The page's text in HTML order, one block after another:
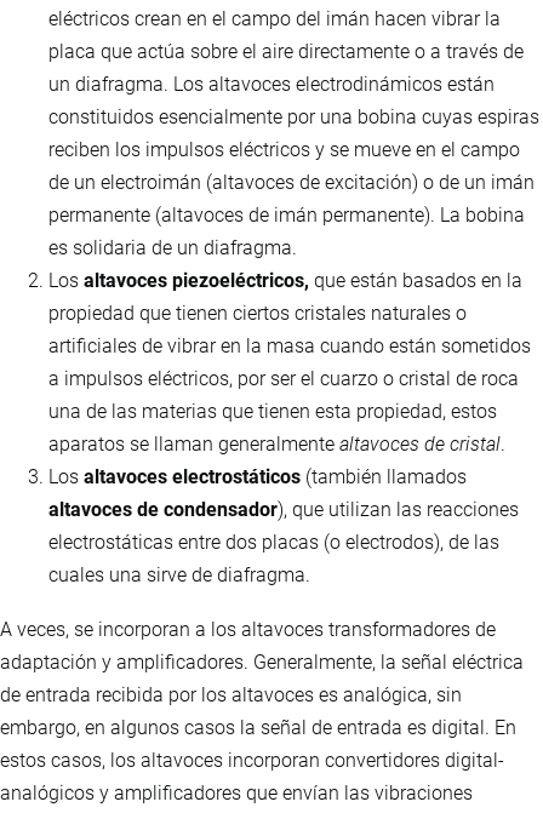
eléctricos crean en el campo del imán hacen vibrar la
placa que actúa sobre el aire directamente o a través de
un diafragma. Los altavoces electrodinámicos están
constituidos esencialmente por una bobina cuyas espiras
reciben los impulsos eléctricos y se mueve en el campo
de un electroimán (altavoces de excitación) o de un imán
permanente (altavoces de imán permanente). La bobina
es solidaria de un diafragma.
Los altavoces piezoeléctricos, que están basados en la
propiedad que tienen ciertos cristales naturales o
artificiales de vibrar en la masa cuando están sometidos
a impulsos eléctricos, por ser el cuarzo o cristal de roca
una de las materias que tienen esta propiedad, estos
aparatos se llaman generalmente altavoces de cristal.
Los altavoces electrostáticos (también llamados
altavoces de condensador), que utilizan las reacciones
electrostáticas entre dos placas (o electrodos), de las
cuales una sirve de diafragma.
A veces, se incorporan a los altavoces transformadores de
adaptación y amplificadores. Generalmente, la señal eléctrica
de entrada recibida por los altavoces es analógica, sin
embargo, en algunos casos la señal de entrada es digital. En
estos casos, los altavoces incorporan convertidores digital-
analógicos y amplificadores que envían las vibraciones